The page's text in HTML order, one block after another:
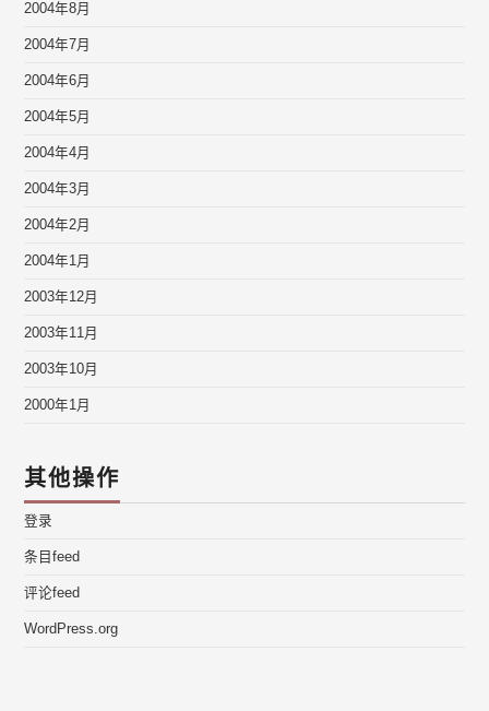
2004年8月
2004年7月
2004年6月
2004年5月
2004年4月
2004年3月
2004年2月
2004年1月
2003年12月
2003年11月
2003年10月
2000年1月
其他操作
登录
条目feed
评论feed
WordPress.org